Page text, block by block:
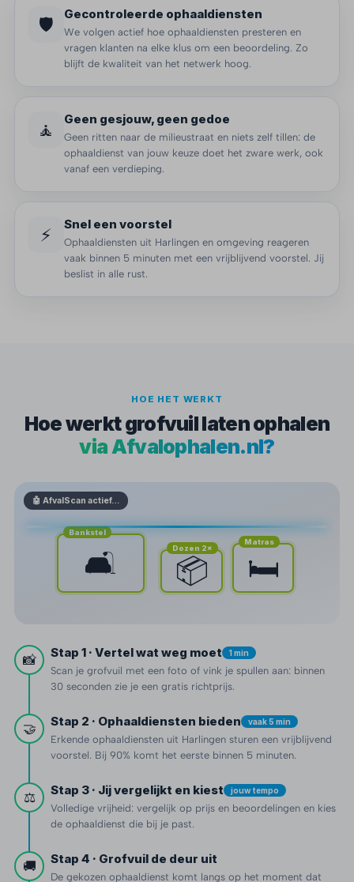
🛡️ Gecontroleerde ophaaldiensten
We volgen actief hoe ophaaldiensten presteren en
vragen klanten na elke klus om een beoordeling. Zo
blijft de kwaliteit van het netwerk hoog.
🧘 Geen gesjouw, geen gedoe
Geen ritten naar de milieustraat en niets zelf tillen: de
ophaaldienst van jouw keuze doet het zware werk, ook
vanaf een verdieping.
⚡ Snel een voorstel
Ophaaldiensten uit Harlingen en omgeving reageren
vaak binnen 5 minuten met een vrijblijvend voorstel. Jij
beslist in alle rust.
HOE HET WERKT
Hoe werkt grofvuil laten ophalen
via Afvalophalen.nl?
🤖 AfvalScan actief…
Bankstel
🛋️ Dozen 2×
📦
Matras
🛏️
📸 Stap 1 · Vertel wat weg moet 1 min
Scan je grofvuil met een foto of vink je spullen aan: binnen
30 seconden zie je een gratis richtprijs.
🤝 Stap 2 · Ophaaldiensten bieden vaak 5 min
Erkende ophaaldiensten uit Harlingen sturen een vrijblijvend
voorstel. Bij 90% komt het eerste binnen 5 minuten.
⚖️ Stap 3 · Jij vergelijkt en kiest jouw tempo
Volledige vrijheid: vergelijk op prijs en beoordelingen en kies
de ophaaldienst die bij je past.
🚚 Stap 4 · Grofvuil de deur uit
De gekozen ophaaldienst komt langs op het moment dat